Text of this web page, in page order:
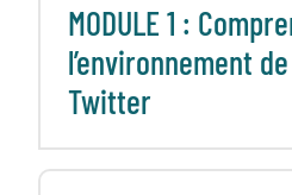
MODULE 1 :
l’environnement de
Twitter